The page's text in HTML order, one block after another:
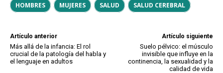
HOMBRES MUJERES SALUD SALUD CEREBRAL
Artículo anterior
Más allá de la infancia: El rol
crucial de la patología del habla y
el lenguaje en adultos
Artículo siguiente
Suelo pélvico: el músculo
invisible que influye en la
continencia, la sexualidad y la
calidad de vida